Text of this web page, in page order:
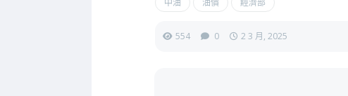
中油 油價 經濟部
554 0 2 3 月, 2025